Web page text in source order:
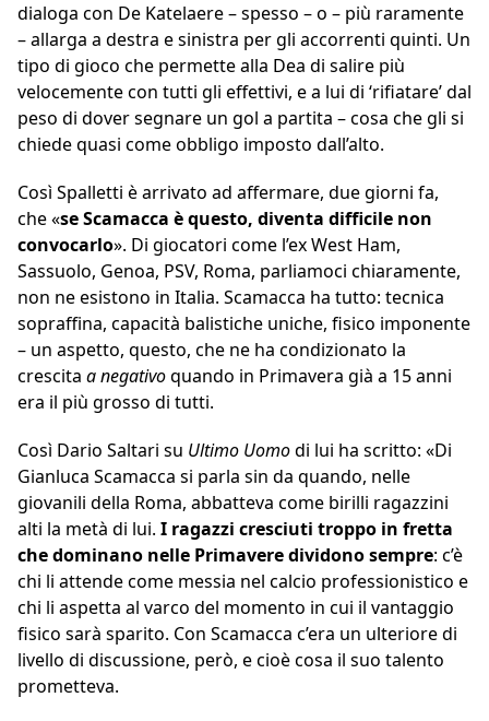
dialoga con De Katelaere – spesso – o – più raramente
– allarga a destra e sinistra per gli accorrenti quinti. Un
tipo di gioco che permette alla Dea di salire più
velocemente con tutti gli effettivi, e a lui di ‘rifiatare’ dal
peso di dover segnare un gol a partita – cosa che gli si
chiede quasi come obbligo imposto dall’alto.
Così Spalletti è arrivato ad affermare, due giorni fa,
che «se Scamacca è questo, diventa difficile non
convocarlo». Di giocatori come l’ex West Ham,
Sassuolo, Genoa, PSV, Roma, parliamoci chiaramente,
non ne esistono in Italia. Scamacca ha tutto: tecnica
sopraffina, capacità balistiche uniche, fisico imponente
– un aspetto, questo, che ne ha condizionato la
crescita a negativoquando in Primavera già a 15 anni
era il più grosso di tutti.
Così Dario Saltari su Ultimo Uomodi lui ha scritto: «Di
Gianluca Scamacca si parla sin da quando, nelle
giovanili della Roma, abbatteva come birilli ragazzini
alti la metà di lui. I ragazzi cresciuti troppo in fretta
che dominano nelle Primavere dividono sempre: c’è
chi li attende come messia nel calcio professionistico e
chi li aspetta al varco del momento in cui il vantaggio
fisico sarà sparito. Con Scamacca c’era un ulteriore di
livello di discussione, però, e cioè cosa il suo talento
prometteva.